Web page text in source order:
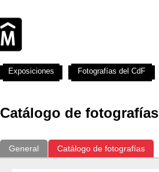
Catálogo de fotografías
General Catálogo de fotografías
Exposiciones Fotografías del CdF